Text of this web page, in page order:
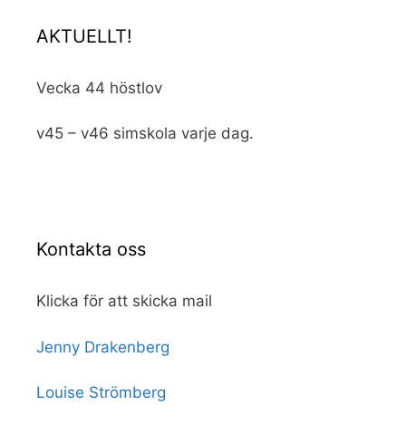
AKTUELLT!
Vecka 44 höstlov
v45 – v46 simskola varje dag.
Kontakta oss
Klicka för att skicka mail
Jenny Drakenberg
Louise Strömberg